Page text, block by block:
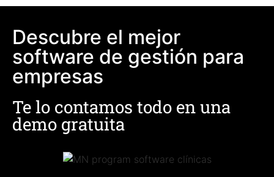
Descubre el mejor
software de gestión para
empresas
Te lo contamos todo en una
demo gratuita